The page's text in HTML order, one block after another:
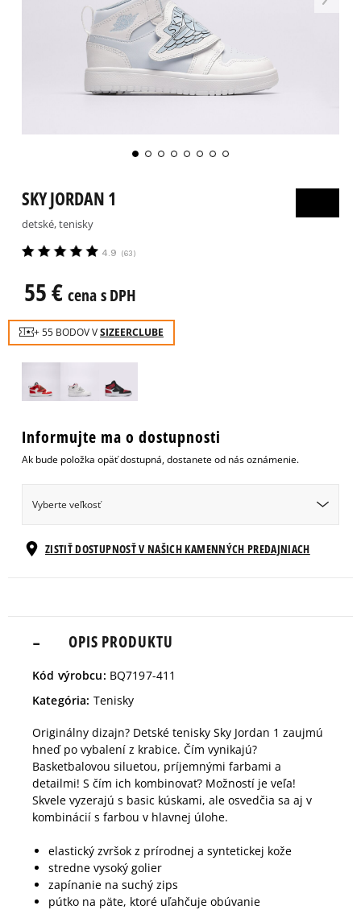
SKY JORDAN 1
detské, tenisky
4.9 (63)
55€ cena s DPH
+ 55 BODOV VSIZEERCLUBE
Informujte ma o dostupnosti
Ak bude položka opäť dostupná, dostanete od nás oznámenie.
Vyberte veľkosť
Veľkosti EU Veľkosti US
29,5 18 cm
32 20 cm Informovať o dostupnosti
33,5 21 cm Informovať o dostupnosti
ZISTIŤ DOSTUPNOSŤ V NAŠICH KAMENNÝCH PREDAJNIACH
OPIS PRODUKTU
Kód výrobcu: BQ7197-411
Kategória: Tenisky
Originálny dizajn? Detské tenisky Sky Jordan 1 zaujmú
hneď po vybalení z krabice. Čím vynikajú?
Basketbalovou siluetou, príjemnými farbami a
detailmi! S čím ich kombinovať? Možností je veľa!
Skvele vyzerajú s basic kúskami, ale osvedčia sa aj v
kombinácií s farbou v hlavnej úlohe.
elastický zvršok z prírodnej a syntetickej kože
stredne vysoký golier
zapínanie na suchý zips
pútko na päte, ktoré uľahčuje obúvanie